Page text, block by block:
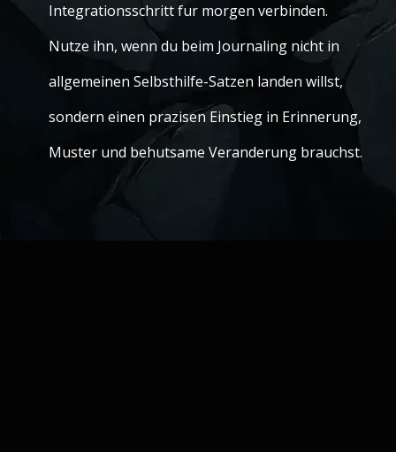
Integrationsschritt fur morgen verbinden.
Nutze ihn, wenn du beim Journaling nicht in
allgemeinen Selbsthilfe-Satzen landen willst,
sondern einen prazisen Einstieg in Erinnerung,
Muster und behutsame Veranderung brauchst.